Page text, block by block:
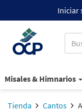
Iniciar
Misales & Himnarios
Tienda Cantos